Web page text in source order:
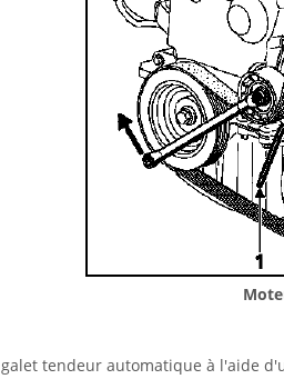
tendeur automatique à l'aide